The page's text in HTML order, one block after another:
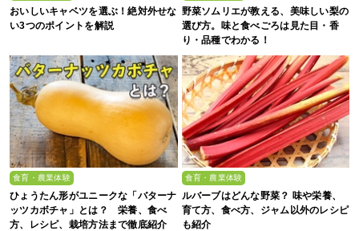
おいしいキャベツを選ぶ！絶対外せな
い3つのポイントを解説
野菜ソムリエが教える、美味しい梨の
選び方。味と食べごろは見た目・香
り・品種でわかる！
食育・農業体験
ひょうたん形がユニークな「バターナ
ッツカボチャ」とは？ 栄養、食べ
方、レシピ、栽培方法まで徹底紹介
食育・農業体験
ルバーブはどんな野菜？ 味や栄養、
育て方、食べ方、ジャム以外のレシピ
も紹介